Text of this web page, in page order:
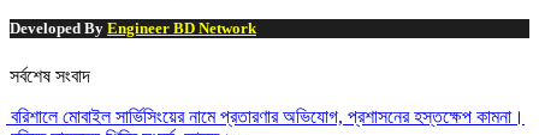
Developed By Engineer BD Network
সর্বশেষ সংবাদ
বরিশালে মোবাইল সার্ভিসিংয়ের নামে প্রতারণার অভিযোগ, প্রশাসনের হস্তক্ষেপ কামনা।